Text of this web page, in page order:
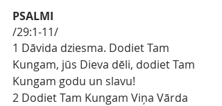
PSALMI
/29:1-11/
1 Dāvida dziesma. Dodiet Tam
Kungam, jūs Dieva dēli, dodiet Tam
Kungam godu un slavu!
2 Dodiet Tam Kungam Viņa Vārda